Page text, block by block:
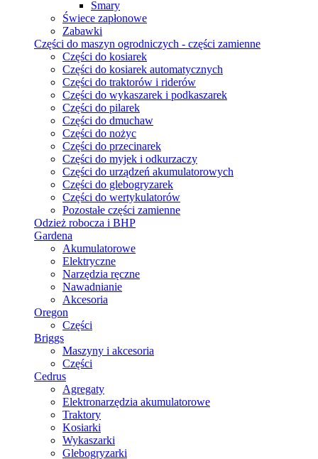
Smary
Świece zapłonowe
Zabawki
Części do maszyn ogrodniczych - części zamienne
Części do kosiarek
Części do kosiarek automatycznych
Części do traktorów i riderów
Części do wykaszarek i podkaszarek
Części do pilarek
Części do dmuchaw
Części do nożyc
Części do przecinarek
Części do myjek i odkurzaczy
Części do urządzeń akumulatorowych
Części do glebogryzarek
Części do wertykulatorów
Pozostałe części zamienne
Odzież robocza i BHP
Gardena
Akumulatorowe
Elektryczne
Narzędzia ręczne
Nawadnianie
Akcesoria
Oregon
Części
Briggs
Maszyny i akcesoria
Części
Cedrus
Agregaty
Elektronarzędzia akumulatorowe
Traktory
Kosiarki
Wykaszarki
Glebogryzarki